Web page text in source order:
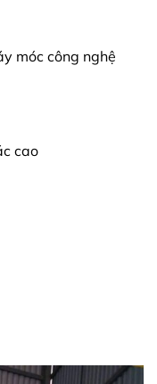
móc công nghệ
cao